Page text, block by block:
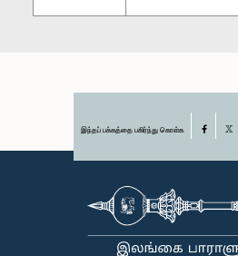
இந்தப் பக்கத்தை பகிர்ந்து கொள்க Facebook